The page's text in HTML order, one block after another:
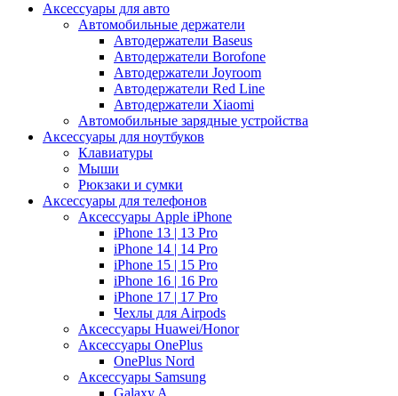
Аксессуары для авто
Автомобильные держатели
Автодержатели Baseus
Автодержатели Borofone
Автодержатели Joyroom
Автодержатели Red Line
Автодержатели Xiaomi
Автомобильные зарядные устройства
Аксессуары для ноутбуков
Клавиатуры
Мыши
Рюкзаки и сумки
Аксессуары для телефонов
Аксессуары Apple iPhone
iPhone 13 | 13 Pro
iPhone 14 | 14 Pro
iPhone 15 | 15 Pro
iPhone 16 | 16 Pro
iPhone 17 | 17 Pro
Чехлы для Airpods
Аксессуары Huawei/Honor
Аксессуары OnePlus
OnePlus Nord
Аксессуары Samsung